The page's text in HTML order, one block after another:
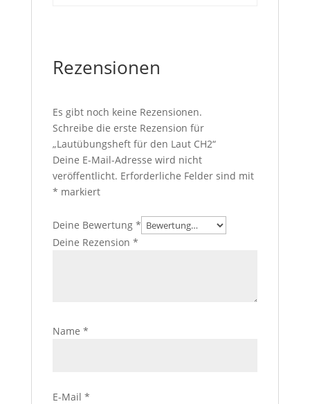
Rezensionen
Es gibt noch keine Rezensionen.
Schreibe die erste Rezension für
„Lautübungsheft für den Laut CH2“
Deine E-Mail-Adresse wird nicht
veröffentlicht. Erforderliche Felder sind mit
* markiert
Deine Bewertung *
Deine Rezension *
Name *
E-Mail *